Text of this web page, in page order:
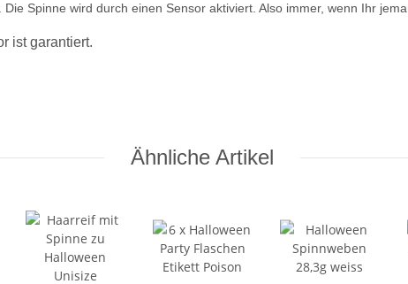
Spinne wird durch einen Sensor aktiviert. Also immer, wenn Ihr
ist garantiert.
Ähnliche Artikel